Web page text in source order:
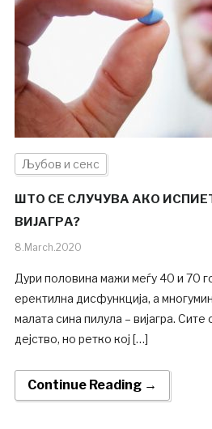
Љубов и секс
ШТО СЕ СЛУЧУВА АКО
ВИЈАГРА?
8.March.2020
Дури половина мажи меѓу 40 и 70
еректилна дисфункција, а
малата сина пилула – вијагра. Сите
дејство, но ретко кој […]
Continue Reading →